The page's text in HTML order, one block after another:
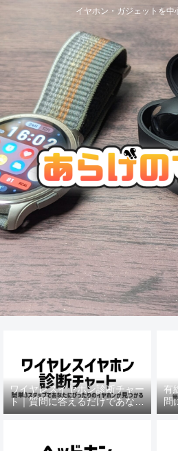
イヤホン・ガジェットを中
ワイヤレスイヤホン診断チャー
ト｜質問に答えるだけであなた
におすすめの機種がわかる
有
問